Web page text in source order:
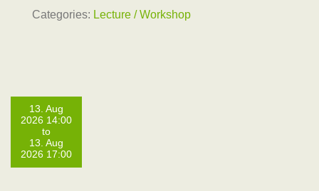
Categories: Lecture / Workshop
13. Aug
2026 14:00
to
13. Aug
2026 17:00